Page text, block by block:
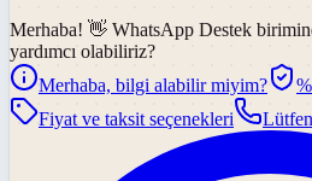
Merhaba! 👋 WhatsApp Destek
yardımcı olabiliriz?
Merhaba, bilgi alabilir miyim?
Fiyat ve taksit seçenekleri
Lütfen